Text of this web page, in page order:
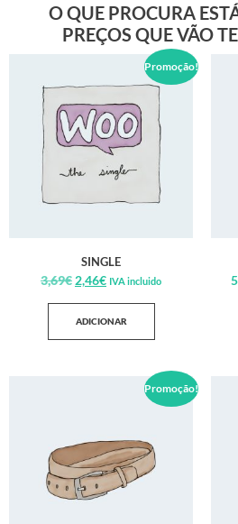
O QUE PROCURA
PREÇOS QUE VÃO
Promoção!
SINGLE
3,69€ 2,46€ IVA incluido
ADICIONAR
Promoção!